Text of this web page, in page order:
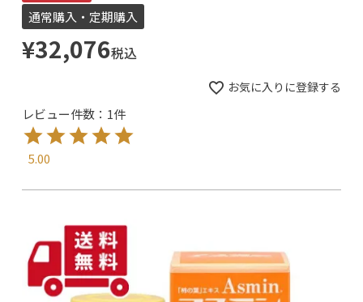
通常購入・定期購入
¥32,076税込
お気に入りに登録する
レビュー件数：1件
5.00